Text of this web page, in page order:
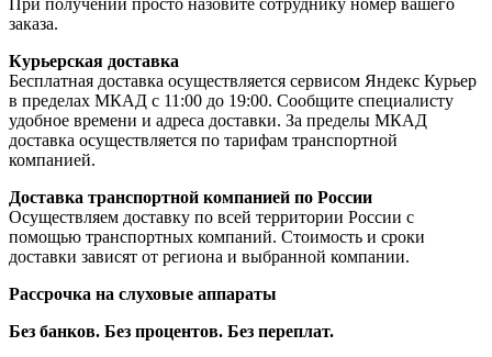
заказа.
Курьерская доставка
Бесплатная доставка осуществляется сервисом Яндекс Курьер
в пределах МКАД с 11:00 до 19:00. Сообщите специалисту
удобное времени и адреса доставки. За пределы МКАД
доставка осуществляется по тарифам транспортной
компанией.
Доставка транспортной компанией по России
Осуществляем доставку по всей территории России с
помощью транспортных компаний. Стоимость и сроки
доставки зависят от региона и выбранной компании.
Рассрочка на слуховые аппараты
Без банков. Без процентов. Без переплат.